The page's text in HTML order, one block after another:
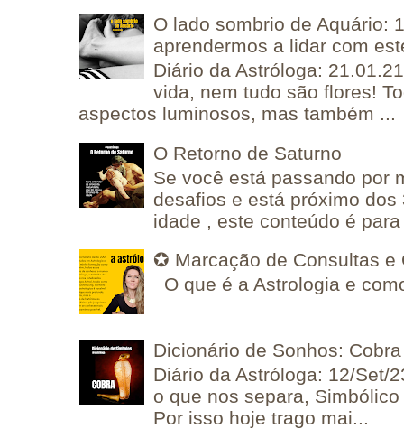
O lado sombrio de Aquário:
aprendermos a lidar com
Diário da Astróloga:
vida, nem tudo são flores!
aspectos luminosos, mas também ...
O Retorno de Saturno
Se você está passando por
desafios e está próximo
idade , este conteúdo é
✪ Marcação de Consultas e
O que é a Astrologia e
Dicionário de Sonhos: Cobra
Diário da Astróloga: 12/Set/
o que nos separa,
Por isso hoje trago mai...